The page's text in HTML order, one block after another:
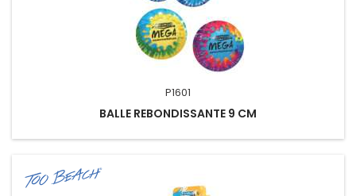
P1601
BALLE REBONDISSANTE 9 CM